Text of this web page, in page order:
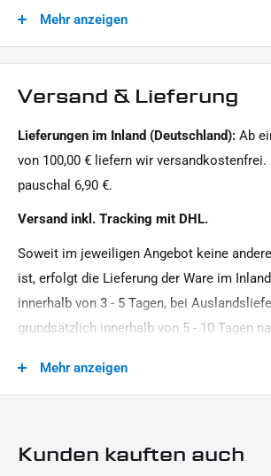
Universal Modellreihe
Universal Marke
Oberfläche:
Pulverbeschichtet
Halterungen
Mehr anzeigen
Versand & Lieferung
Lieferungen im Inland (Deutschland): Ab
von 100,00 € liefern wir versandkostenfrei.
pauschal 6,90 €.
Versand inkl. Tracking mit DHL.
Soweit im jeweiligen Angebot keine
ist, erfolgt die Lieferung der Ware im
innerhalb von 3 - 5 Tagen, bei
grundsätzlich innerhalb von 5 - 10 Tagen
Zeitpunkt Ihrer
Mehr anzeigen
Kunden kauften auch